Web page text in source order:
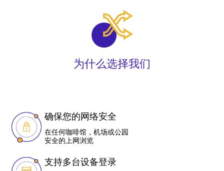
为什么选择我们
确保您的网络安全
在任何咖啡馆，机场或公园
安全的上网浏览
支持多台设备登录